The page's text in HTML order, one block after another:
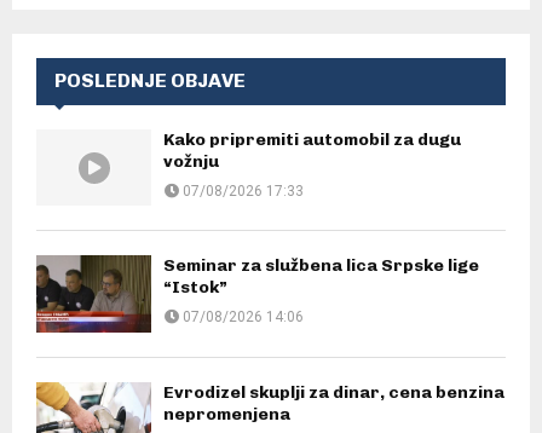
POSLEDNJE OBJAVE
Kako pripremiti automobil za dugu
vožnju
07/08/2026 17:33
Seminar za službena lica Srpske lige
“Istok”
07/08/2026 14:06
Evrodizel skuplji za dinar, cena benzina
nepromenjena